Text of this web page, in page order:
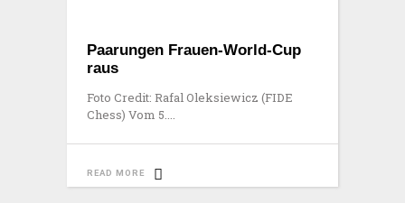
Paarungen Frauen-World-Cup
raus
Foto Credit: Rafal Oleksiewicz (FIDE
Chess) Vom 5.
READ MORE